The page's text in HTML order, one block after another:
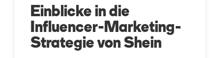
Einblicke in die
Influencer-Marketing-
Strategie von Shein